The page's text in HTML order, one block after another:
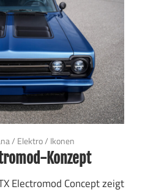
/ Elektro/ Ikonen
Konzept
Electromod Concept zeigt